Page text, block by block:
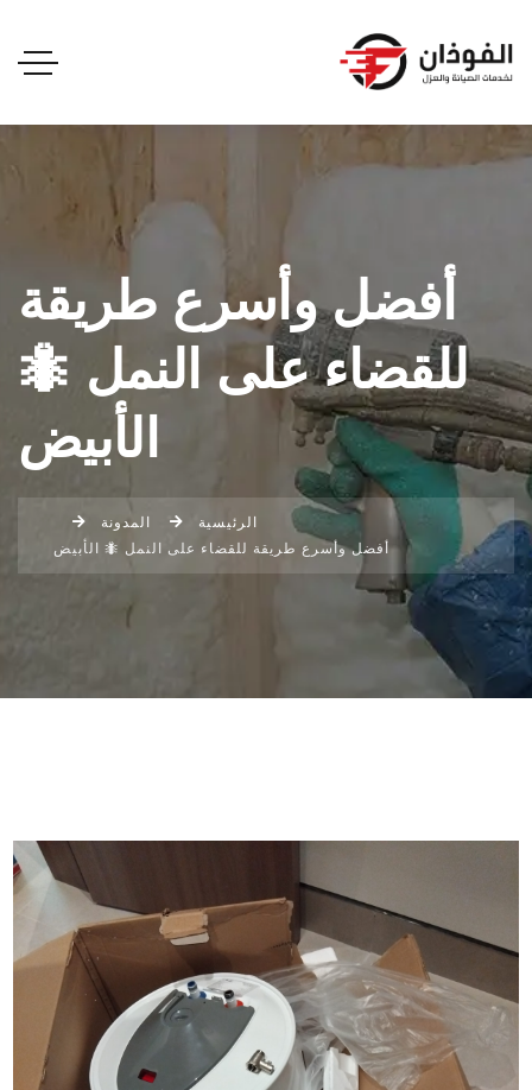
أفضل وأسرع طريقة
للقضاء على النمل 🐜
الأبيض
الرئيسية
المدونة
أفضل وأسرع طريقة للقضاء على النمل 🐜 الأبيض